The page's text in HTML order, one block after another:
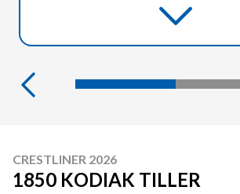
CRESTLINER 2026
1850 KODIAK TILLER